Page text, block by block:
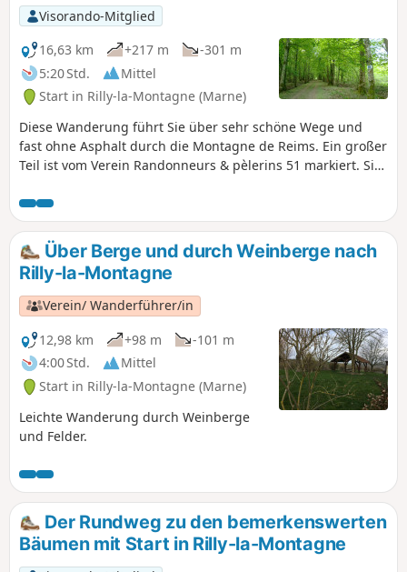
Visorando-Mitglied
16,63 km
+217 m
-301 m
5:20 Std.
Mittel
Start in Rilly-la-Montagne (Marne)
Diese Wanderung führt Sie über sehr schöne Wege und
fast ohne Asphalt durch die Montagne de Reims. Ein großer
Teil ist vom Verein Randonneurs & pèlerins 51 markiert. Sie
Holland und Belgien. Der Hinweg oder der Rückweg erfolgt
mit dem TER zwischen dem Bahnhof Aÿ und dem Bahnhof
Rilly-la-Montagne, wo man kostenlos parken kann. Er ist von
Paris aus entweder mit dem TER über Epernay oder mit
dem TGV über Reims erreichbar.
Über Berge und durch Weinberge nach
Rilly-la-Montagne
Verein/ Wanderführer/in
12,98 km
+98 m
-101 m
4:00 Std.
Mittel
Start in Rilly-la-Montagne (Marne)
Leichte Wanderung durch Weinberge
und Felder.
Der Rundweg zu den bemerkenswerten
Bäumen mit Start in Rilly-la-Montagne